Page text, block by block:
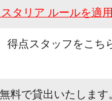
タリア ルールを適
得点スタッフをこち
料で貸出いたします